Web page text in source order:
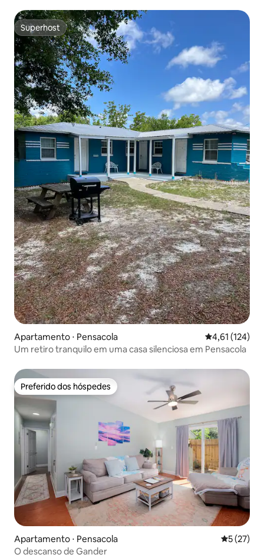
Superhost
Superhost
Apartamento ⋅ Pensacola 4,61 de uma
4,61 (124)
Um retiro tranquilo em uma casa silenciosa em Pensacola
Preferido dos hóspedes
Preferido dos hóspedes
Apartamento ⋅ Pensacola 5 de uma
5 (27)
O descanso de Gander